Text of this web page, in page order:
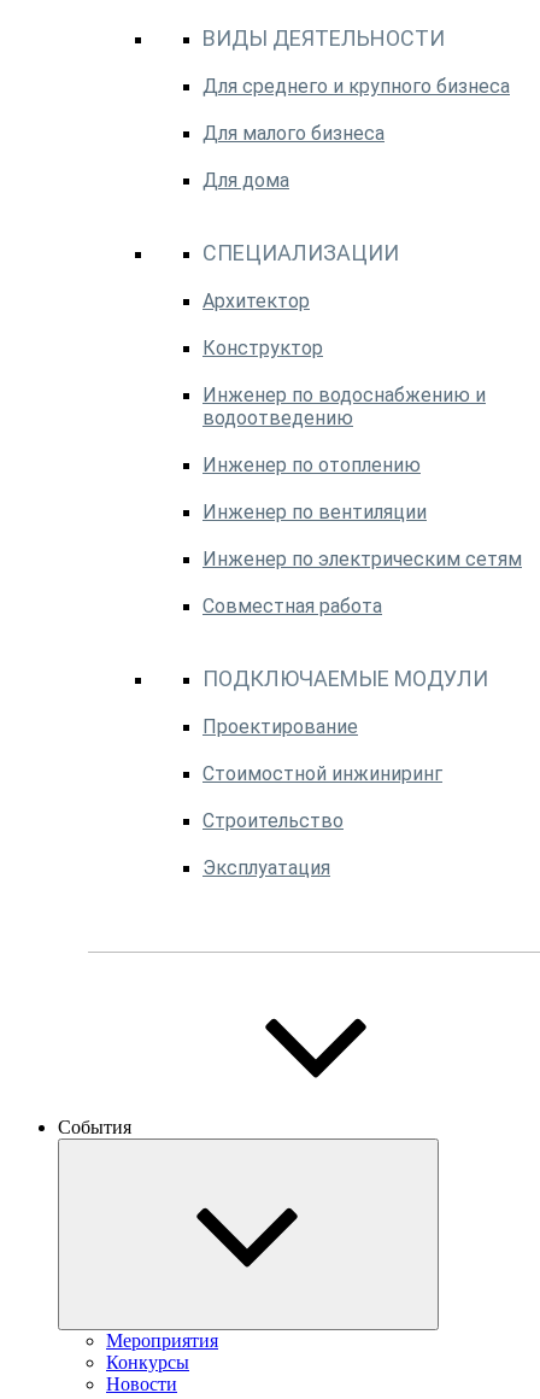
ВИДЫ ДЕЯТЕЛЬНОСТИ
Для среднего и крупного бизнеса
Для малого бизнеса
Для дома
СПЕЦИАЛИЗАЦИИ
Архитектор
Конструктор
Инженер по водоснабжению и
водоотведению
Инженер по отоплению
Инженер по вентиляции
Инженер по электрическим сетям
Совместная работа
ПОДКЛЮЧАЕМЫЕ МОДУЛИ
Проектирование
Стоимостной инжиниринг
Строительство
Эксплуатация
События
Мероприятия
Конкурсы
Новости